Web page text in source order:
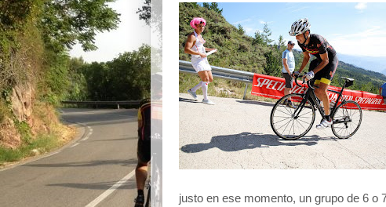
justo en ese momento, un grupo de 6 o